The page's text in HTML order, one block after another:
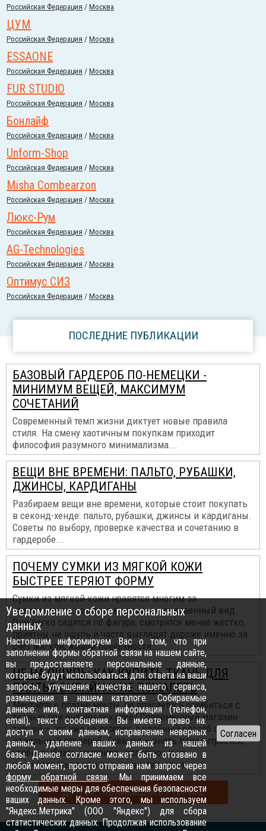
Российcкая Федерация /Москва
ЦУМ
Российcкая Федерация /Москва
ESSAONE
Российcкая Федерация /Москва
FUR STUDIO
Российcкая Федерация /Москва
Бонлайф
Российcкая Федерация /Москва
Unform-Shop
Российcкая Федерация /Москва
Misha Combearzon
Российcкая Федерация /Москва
Люкс-Рум
Российcкая Федерация /Москва
AG-Technologies
Российcкая Федерация /Москва
Оптимус СИЗ
Российcкая Федерация /Москва
ПОСЛЕДНИЕ ПУБЛИКАЦИИ
БАЗОВЫЙ ГАРДЕРОБ ПО-НЕМЕЦКИ -
МИНИМУМ ВЕЩЕЙ, МАКСИМУМ
СОЧЕТАНИЙ
Современный темп жизни диктует новые правила
стиля. На смену хаотичным покупкам приходит
философия разумного минимализма...
ВЕЩИ ВНЕ ВРЕМЕНИ: ПАЛЬТО, РУБАШКИ,
ДЖИНСЫ, КАРДИГАНЫ
Разбираем вещи вне времени, которые стоит покупать
в секонд-хенде: пальто, рубашки, джинсы и кардиганы.
Советы по выбору, проверке качества и сочетанию в
гардеробе...
ПОЧЕМУ СУМКИ ИЗ МЯГКОЙ КОЖИ
БЫСТРЕЕ ТЕРЯЮТ ФОРМУ
Сумки из мягкой кожи нравятся многим за
пластичность, комфорт в носке и естественный вид.
Они легко садятся по фигуре, смотрятся менее жестко,
приятны на ощупь и часто выглядят дороже именно за
счет мягкой, живой поверхности...
НЕ НА ОЩУПЬ: КАК КУПИТЬ ТКАНЬ ДЛЯ
ПЛАТЬЯ ОНЛАЙН И НЕ ПОЖАЛЕТЬ
Мечтаете о платье мечты, но опасаетесь ошибиться с
тканью при онлайн-покупке? Современный магазин
тканей — это уже не лотерея, а удобный способ создать
идеальный гардероб. Главное — знать пару хитростей,
чтобы выбрать материал «вслепую» и не
разочароваться при получении посылки...
ДРУГИЕ ПУБЛИКАЦИИ В РУБРИКЕ
Уведомление о сборе персональных
данных
Настоящим информируем Вас о том, что при
заполнении формы обратной связи на нашем сайте,
вы предоставляете персональные данные,
которые будут использоваться для: ответа на ваши
запросы, улучшения качества нашего сервиса,
размещения в нашем каталоге. Собираемые
данные: имя, контактная информация (телефон,
email), текст сообщения. Вы имеете право на:
доступ к своим данным, исправление неверных
данных, удаление ваших данных из нашей
базы. Данное согласие может быть отозвано в
любой момент, просто отправив нам запрос через
форму обратной связи. Мы принимаем все
необходимые меры для обеспечения безопасности
ваших данных. Кроме этого, мы используем
"Яндекс.Метрика" (ООО "Яндекс") для сбора
статистических данных. Продолжая использование